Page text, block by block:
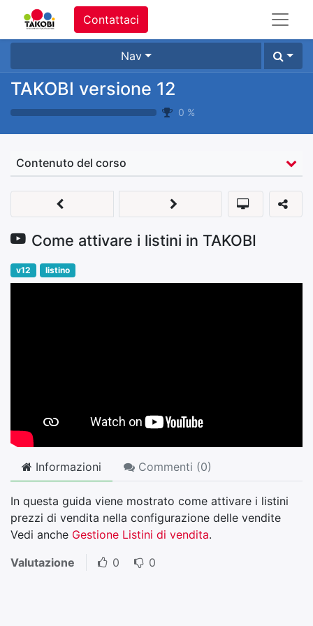
Contattaci
Nav
TAKOBI versione 12
0 %
Contenuto del corso
Come attivare i listini in TAKOBI
v12 listino
Informazioni Commenti (0)
In questa guida viene mostrato come attivare i listini
prezzi di vendita nella configurazione delle vendite
Vedi anche Gestione Listini di vendita.
Valutazione
0 0